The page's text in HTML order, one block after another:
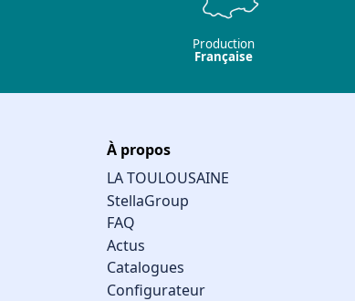
Production
Française
À propos
LA TOULOUSAINE
StellaGroup
FAQ
Actus
Catalogues
Configurateur